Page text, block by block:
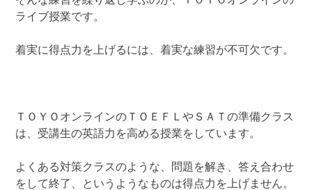
ライブ授業です。
着実に得点力を上げるには、着実な練習が不可欠です。
ＴＯＹＯオンラインのＴＯＥＦＬやＳＡＴの準備クラス
は、受講生の英語力を高める授業をしています。
よくある対策クラスのような、問題を解き、答え合わせ
をして終了、というようなものは得点力を上げません。